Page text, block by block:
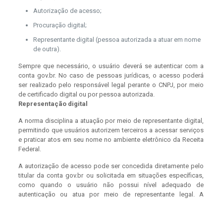
Autorização de acesso;
Procuração digital;
Representante digital (pessoa autorizada a atuar em nome
de outra).
Sempre que necessário, o usuário deverá se autenticar com a
conta gov.br. No caso de pessoas jurídicas, o acesso poderá
ser realizado pelo responsável legal perante o CNPJ, por meio
de certificado digital ou por pessoa autorizada.
Representação digital
A norma disciplina a atuação por meio de representante digital,
permitindo que usuários autorizem terceiros a acessar serviços
e praticar atos em seu nome no ambiente eletrônico da Receita
Federal.
A autorização de acesso pode ser concedida diretamente pelo
titular da conta gov.br ou solicitada em situações específicas,
como quando o usuário não possui nível adequado de
autenticação ou atua por meio de representante legal. A